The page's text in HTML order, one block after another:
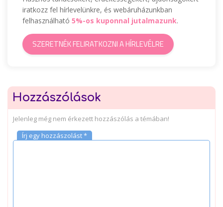
iratkozz fel hírlevelünkre, és webáruházunkban
felhasználható 5%-os kuponnal jutalmazunk.
SZERETNÉK FELIRATKOZNI A HÍRLEVÉLRE
Hozzászólások
Jelenleg még nem érkezett hozzászólás a témában!
Írj egy hozzászolást *